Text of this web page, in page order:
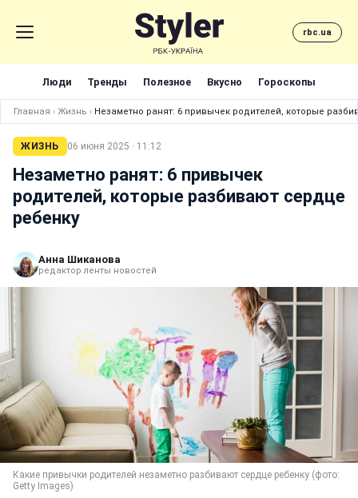
rbc.ua
Люди Тренды Полезное Вкусно Гороскопы
Главная › Жизнь › Незаметно ранят: 6 привычек родителей, которые
ЖИЗНЬ 06 июня 2025 · 11:12
Незаметно ранят: 6 привычек
родителей, которые разбивают сердце
ребенку
Анна Шиканова
редактор ленты новостей
Какие привычки родителей незаметно разбивают сердце ребенку (фото:
Getty Images)